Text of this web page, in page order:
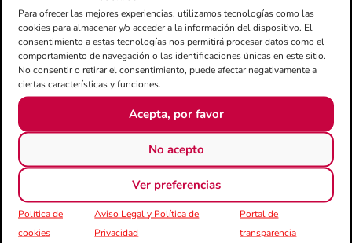
Para ofrecer las mejores experiencias, utilizamos tecnologías como las
cookies para almacenar y/o acceder a la información del dispositivo. El
consentimiento a estas tecnologías nos permitirá procesar datos como el
comportamiento de navegación o las identificaciones únicas en este sitio.
No consentir o retirar el consentimiento, puede afectar negativamente a
ciertas características y funciones.
Acepta, por favor
No acepto
Ver preferencias
Política de
cookies
Aviso Legal y Política de
Privacidad
Portal de
transparencia
Exportar + iCal / Outlook
COMPARTIR
ESDEVENIMENT